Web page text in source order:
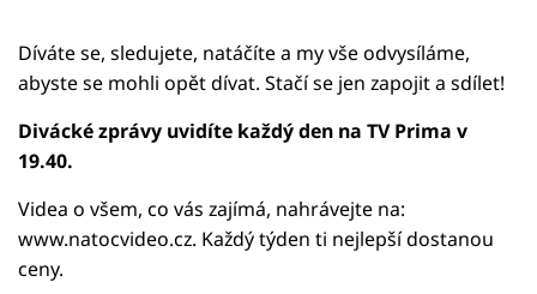
Díváte se, sledujete, natáčíte a my vše odvysíláme,
abyste se mohli opět dívat. Stačí se jen zapojit a sdílet!
Divácké zprávy uvidíte každý den na TV Prima v
19.40.
Videa o všem, co vás zajímá, nahrávejte na:
www.natocvideo.cz. Každý týden ti nejlepší dostanou
ceny.